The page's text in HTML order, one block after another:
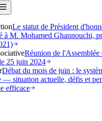
Le statut de Président
à M. Mohamed Ghannouchi,
Réunion de
25 juin 2024
Débat du mois de juin : le
— situation actuelle, défis et
efficace